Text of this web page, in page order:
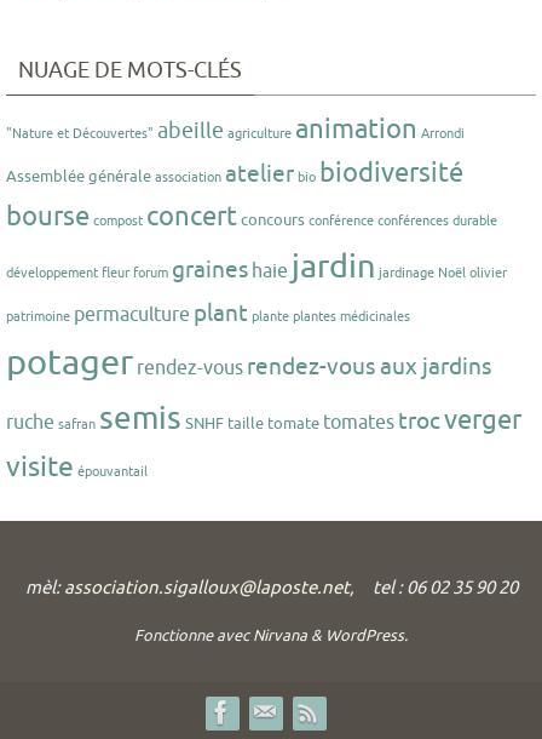
NUAGE DE MOTS-CLÉS
"Nature et Découvertes" abeille agriculture animation Arrondi
Assemblée générale association atelier bio biodiversité
bourse compost concertconcours conférence conférences durable
développement fleur forum graines haie jardin jardinage Noël olivier
patrimoine permaculture plant plante plantes médicinales
potager rendez-vous rendez-vous aux jardins
ruche safran semis SNHF taille tomate tomates trocverger
visite épouvantail
mèl:association.sigalloux@laposte.net, tel : 06 02 35 90 20
Fonctionne avecNirvana & WordPress.